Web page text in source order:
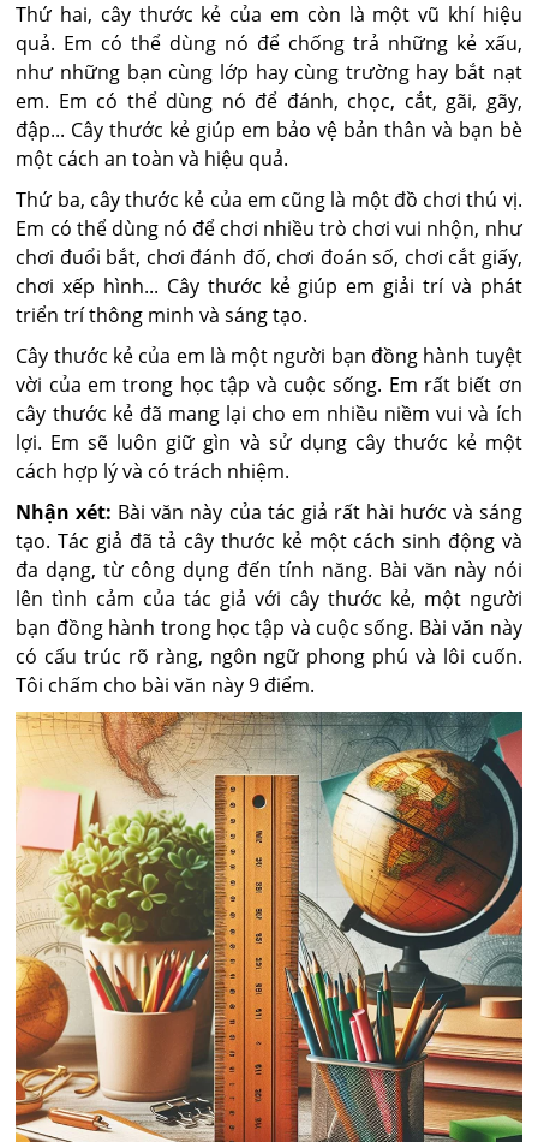
Thứ hai, cây thước kẻ của em còn là một vũ khí hiệu
quả. Em có thể dùng nó để chống trả những kẻ xấu,
như những bạn cùng lớp hay cùng trường hay bắt nạt
em. Em có thể dùng nó để đánh, chọc, cắt, gãi, gãy,
đập... Cây thước kẻ giúp em bảo vệ bản thân và bạn bè
một cách an toàn và hiệu quả.
Thứ ba, cây thước kẻ của em cũng là một đồ chơi thú vị.
Em có thể dùng nó để chơi nhiều trò chơi vui nhộn, như
chơi đuổi bắt, chơi đánh đố, chơi đoán số, chơi cắt giấy,
chơi xếp hình... Cây thước kẻ giúp em giải trí và phát
triển trí thông minh và sáng tạo.
Cây thước kẻ của em là một người bạn đồng hành tuyệt
vời của em trong học tập và cuộc sống. Em rất biết ơn
cây thước kẻ đã mang lại cho em nhiều niềm vui và ích
lợi. Em sẽ luôn giữ gìn và sử dụng cây thước kẻ một
cách hợp lý và có trách nhiệm.
Nhận xét: Bài văn này của tác giả rất hài hước và sáng
tạo. Tác giả đã tả cây thước kẻ một cách sinh động và
đa dạng, từ công dụng đến tính năng. Bài văn này nói
lên tình cảm của tác giả với cây thước kẻ, một người
bạn đồng hành trong học tập và cuộc sống. Bài văn này
có cấu trúc rõ ràng, ngôn ngữ phong phú và lôi cuốn.
Tôi chấm cho bài văn này 9 điểm.